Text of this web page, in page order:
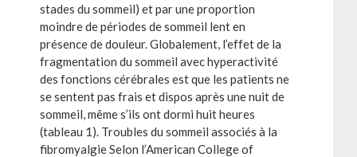
stades du sommeil) et par une proportion
moindre de périodes de sommeil lent en
présence de douleur. Globalement, l’effet de la
fragmentation du sommeil avec hyperactivité
des fonctions cérébrales est que les patients ne
se sentent pas frais et dispos après une nuit de
sommeil, même s’ils ont dormi huit heures
(tableau 1). Troubles du sommeil associés à la
fibromyalgie Selon l’American College of